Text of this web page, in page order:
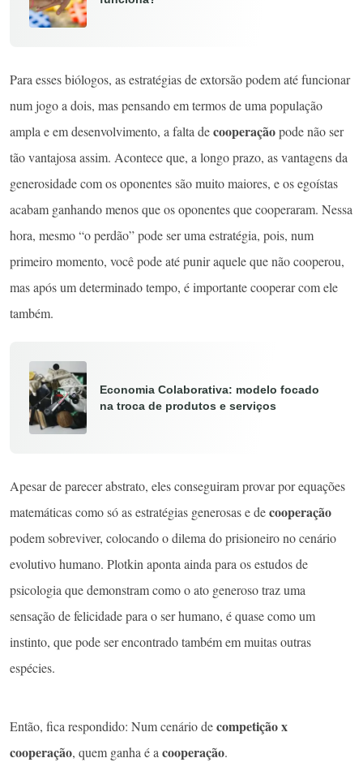
Para esses biólogos, as estratégias de extorsão podem até funcionar
num jogo a dois, mas pensando em termos de uma população
ampla e em desenvolvimento, a falta decooperaçãopode não ser
tão vantajosa assim. Acontece que, a longo prazo, as vantagens da
generosidade com os oponentes são muito maiores, e os egoístas
acabam ganhando menos que os oponentes que cooperaram. Nessa
hora, mesmo “o perdão” pode ser uma estratégia, pois, num
primeiro momento, você pode até punir aquele que não cooperou,
mas após um determinado tempo, é importante cooperar com ele
também.
Economia Colaborativa: modelo focado
na troca de produtos e serviços
Apesar de parecer abstrato, eles conseguiram provar por equações
matemáticas como só as estratégias generosas e decooperação
podem sobreviver, colocando o dilema do prisioneiro no cenário
evolutivo humano. Plotkin aponta ainda para os estudos de
psicologia que demonstram como o ato generoso traz uma
sensação de felicidade para o ser humano, é quase como um
instinto, que pode ser encontrado também em muitas outras
espécies.
Então, fica respondido: Num cenário decompetição x
cooperação, quem ganha é acooperação.